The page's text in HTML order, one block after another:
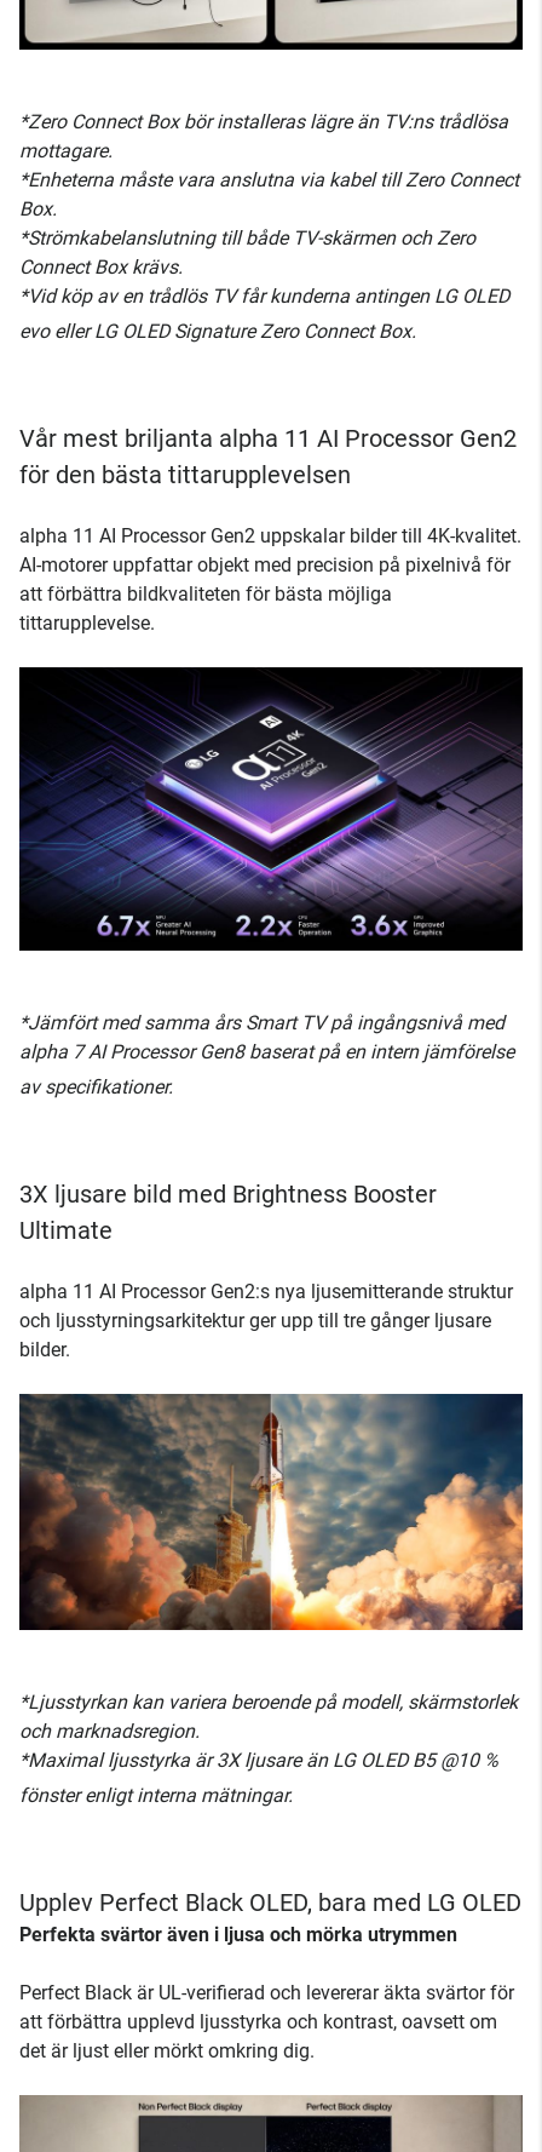
*Zero Connect Box bör installeras lägre än TV:ns trådlösa
mottagare.
*Enheterna måste vara anslutna via kabel till Zero Connect
Box.
*Strömkabelanslutning till både TV-skärmen och Zero
Connect Box krävs.
*Vid köp av en trådlös TV får kunderna antingen LG OLED
evo eller LG OLED Signature Zero Connect Box.
Vår mest briljanta alpha 11 AI Processor Gen2
för den bästa tittarupplevelsen
alpha 11 AI Processor Gen2 uppskalar bilder till 4K-kvalitet.
AI-motorer uppfattar objekt med precision på pixelnivå för
att förbättra bildkvaliteten för bästa möjliga
tittarupplevelse.
*Jämfört med samma års Smart TV på ingångsnivå med
alpha 7 AI Processor Gen8 baserat på en intern jämförelse
av specifikationer.
3X ljusare bild med Brightness Booster
Ultimate
alpha 11 AI Processor Gen2:s nya ljusemitterande struktur
och ljusstyrningsarkitektur ger upp till tre gånger ljusare
bilder.
*Ljusstyrkan kan variera beroende på modell, skärmstorlek
och marknadsregion.
*Maximal ljusstyrka är 3X ljusare än LG OLED B5 @10 %
fönster enligt interna mätningar.
Upplev Perfect Black OLED, bara med LG OLED
Perfekta svärtor även i ljusa och mörka utrymmen
Perfect Black är UL-verifierad och levererar äkta svärtor för
att förbättra upplevd ljusstyrka och kontrast, oavsett om
det är ljust eller mörkt omkring dig.